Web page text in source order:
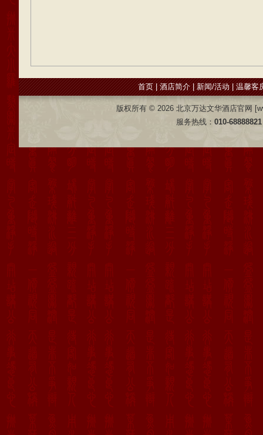
首页|酒店简介|新闻/活动|温馨客
版权所有 © 2026 北京万达文华酒店官网
服务热线： 010-68888821